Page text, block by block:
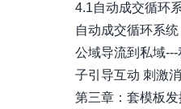
4.1自动成交循环
自动成交循环系
公域导流到私域
子引导互动 刺激
第三章：套模板